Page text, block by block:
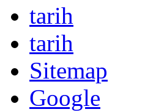
tarih
tarih
Sitemap
Google